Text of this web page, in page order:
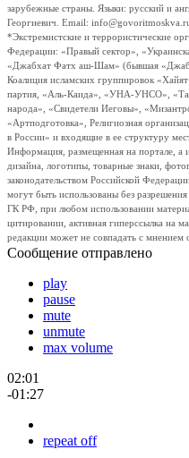
зарубежные страны. Языки: русский и
Георгиевич. Email:
*Экстремистские и террористические
Федерации: «Правый сектор»,
«Джабхат Фатх аш-Шам» (бывшая
Коалиция исламских группировок
партия, «Аль-Каида», «УНА-УНСО»,
народа», «Свидетели Иеговы»,
«Артподготовка», Религиозная
в России» и входящие в ее структуру
Информация, размещенная на портале, а
дизайна, логотипы, товарные знаки,
законодательством Российской
могут быть использованы без
ГК РФ, при любом использовании
цитировании, активная гиперссылка на
редакции может не совпадать с мнением
Сообщение отправлено
play
pause
mute
unmute
max volume
02:01
-01:27
repeat off